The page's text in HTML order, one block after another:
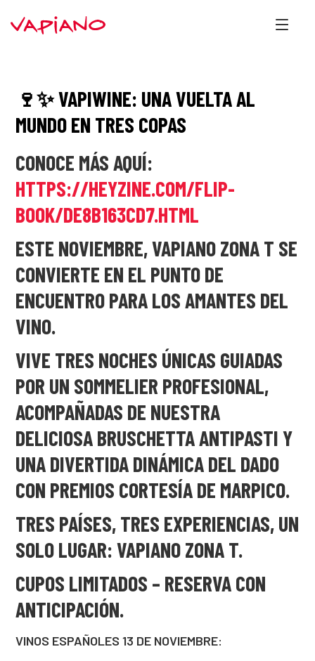
🍷✨ VAPIWINE: UNA VUELTA AL
MUNDO EN TRES COPAS
CONOCE MÁS AQUÍ:
HTTPS://HEYZINE.COM/FLIP-
BOOK/DE8B163CD7.HTML
ESTE NOVIEMBRE, VAPIANO ZONA T SE
CONVIERTE EN EL PUNTO DE
ENCUENTRO PARA LOS AMANTES DEL
VINO.
VIVE TRES NOCHES ÚNICAS GUIADAS
POR UN SOMMELIER PROFESIONAL,
ACOMPAÑADAS DE NUESTRA
DELICIOSABRUSCHETTA ANTIPASTIY
UNA DIVERTIDADINÁMICA DEL DADO
CON PREMIOS CORTESÍA DE MARPICO.
TRES PAÍSES, TRES EXPERIENCIAS, UN
SOLO LUGAR:VAPIANO ZONA T.
CUPOS LIMITADOS – RESERVA CON
ANTICIPACIÓN.
VINOS ESPAÑOLES 13 DE NOVIEMBRE: